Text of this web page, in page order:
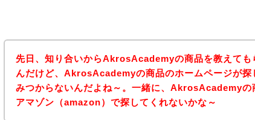
先日、知り合いからAkrosAcademyの商品を教えても
んだけど、AkrosAcademyの商品のホームページが探
みつからないんだよね～。一緒に、AkrosAcademyの
アマゾン（amazon）で探してくれないかな～